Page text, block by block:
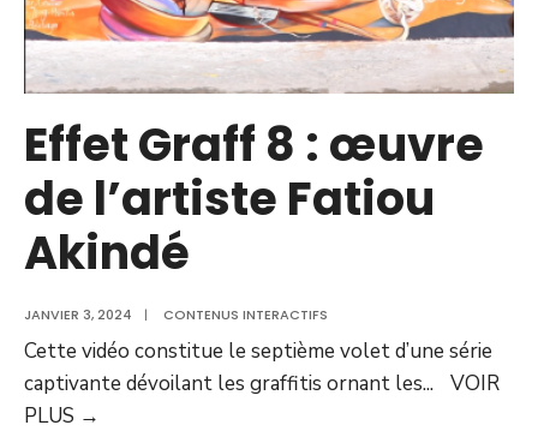
Effet Graff 8 : œuvre
de l’artiste Fatiou
Akindé
JANVIER 3, 2024 | CONTENUS INTERACTIFS
Cette vidéo constitue le septième volet d’une série
captivante dévoilant les graffitis ornant les...
VOIR
PLUS →